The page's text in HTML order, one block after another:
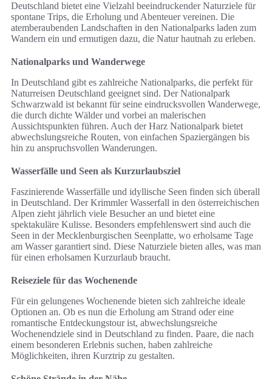
Deutschland bietet eine Vielzahl beeindruckender Naturziele für
spontane Trips, die Erholung und Abenteuer vereinen. Die
atemberaubenden Landschaften in den Nationalparks laden zum
Wandern ein und ermutigen dazu, die Natur hautnah zu erleben.
Nationalparks und Wanderwege
In Deutschland gibt es zahlreiche Nationalparks, die perfekt für
Naturreisen Deutschland geeignet sind. Der Nationalpark
Schwarzwald ist bekannt für seine eindrucksvollen Wanderwege,
die durch dichte Wälder und vorbei an malerischen
Aussichtspunkten führen. Auch der Harz Nationalpark bietet
abwechslungsreiche Routen, von einfachen Spaziergängen bis
hin zu anspruchsvollen Wanderungen.
Wasserfälle und Seen als Kurzurlaubsziel
Faszinierende Wasserfälle und idyllische Seen finden sich überall
in Deutschland. Der Krimmler Wasserfall in den österreichischen
Alpen zieht jährlich viele Besucher an und bietet eine
spektakuläre Kulisse. Besonders empfehlenswert sind auch die
Seen in der Mecklenburgischen Seenplatte, wo erholsame Tage
am Wasser garantiert sind. Diese Naturziele bieten alles, was man
für einen erholsamen Kurzurlaub braucht.
Reiseziele für das Wochenende
Für ein gelungenes Wochenende bieten sich zahlreiche ideale
Optionen an. Ob es nun die Erholung am Strand oder eine
romantische Entdeckungstour ist, abwechslungsreiche
Wochenendziele sind in Deutschland zu finden. Paare, die nach
einem besonderen Erlebnis suchen, haben zahlreiche
Möglichkeiten, ihren Kurztrip zu gestalten.